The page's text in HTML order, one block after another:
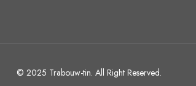
© 2025 Trabouw-tin. All Right Reserved.